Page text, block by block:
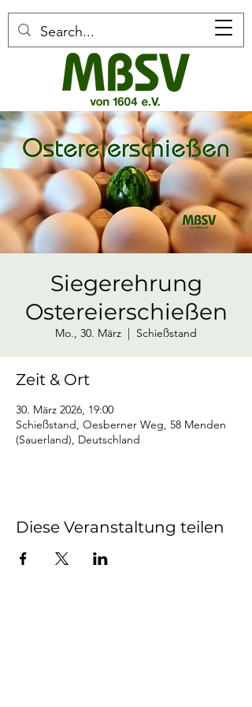
Siegerehrung
Ostereierschießen
Mo., 30. März
  |
Schießstand
Zeit & Ort
30. März 2026, 19:00
Schießstand, Oesberner Weg, 58 Menden
(Sauerland), Deutschland
Diese Veranstaltung teilen